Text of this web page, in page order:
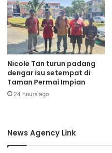
a
w
a
r
g
a
e
m
a
s
A
m
k
a
m
u
s
i
m
p
e
r
a
n
Nicole Tan turun padang
dengar isu setempat di
Taman Permai Impian
24 hours ago
News Agency Link